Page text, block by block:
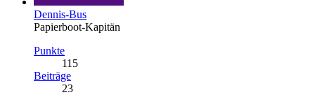
Dennis-Bus
Papierboot-Kapitän
Punkte
115
Beiträge
23